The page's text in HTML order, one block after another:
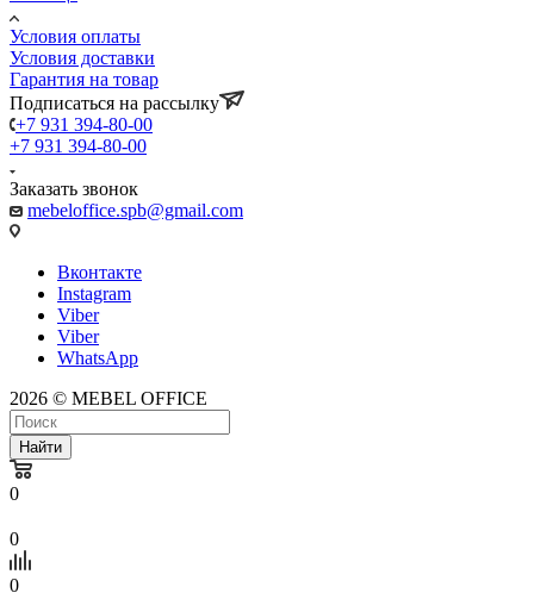
Условия оплаты
Условия доставки
Гарантия на товар
Подписаться на рассылку
+7 931 394-80-00
+7 931 394-80-00
Заказать звонок
mebeloffice.spb@gmail.com
Вконтакте
Instagram
Viber
Viber
WhatsApp
2026 © MEBEL OFFICE
Найти
0
0
0